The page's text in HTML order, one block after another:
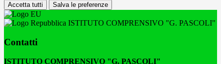
Accetta tutti Salva le preferenze
ISTITUTO COMPRENSIVO "G. PASCOLI"
Contatti
ISTITUTO COMPRENSIVO "G. PASCOLI"